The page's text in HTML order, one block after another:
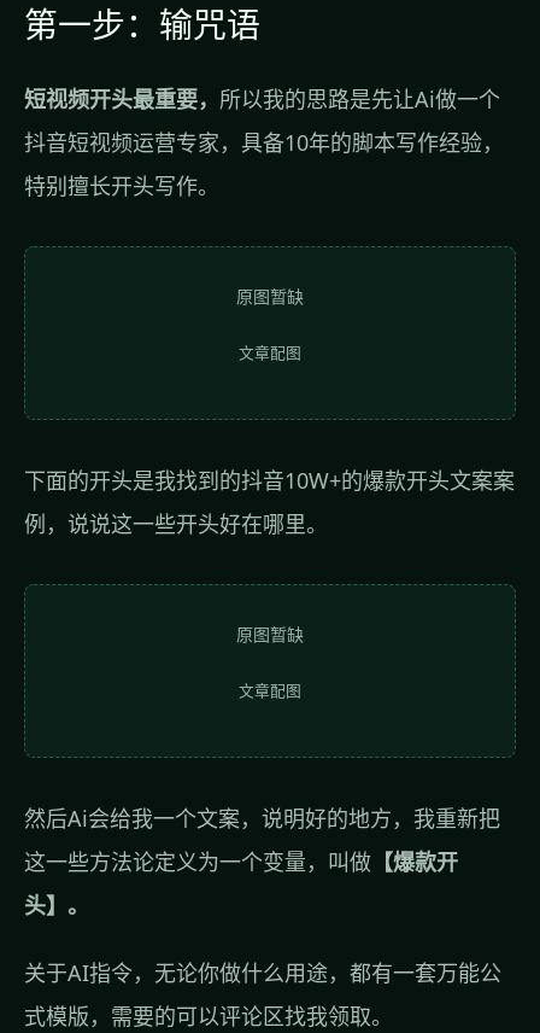
第一步：输咒语
短视频开头最重要， 所以我的思路是先让Ai做一个
抖音短视频运营专家，具备10年的脚本写作经验，
特别擅长开头写作。
原图暂缺
文章配图
下面的开头是我找到的抖音10W+的爆款开头文案案
例，说说这一些开头好在哪里。
原图暂缺
文章配图
然后Ai会给我一个文案，说明好的地方，我重新把
这一些方法论定义为一个变量，叫做 【爆款开
头】。
关于AI指令，无论你做什么用途，都有一套万能公
式模版，需要的可以评论区找我领取。